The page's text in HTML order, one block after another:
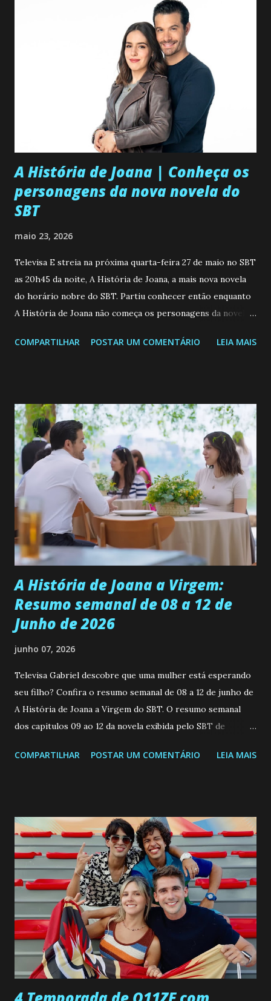
A História de Joana | Conheça os
personagens da nova novela do
SBT
maio 23, 2026
Televisa E streia na próxima quarta-feira 27 de maio no SBT
as 20h45 da noite, A História de Joana, a mais nova novela
do horário nobre do SBT. Partiu conhecer então enquanto
A História de Joana não começa os personagens da novela?
de 25/05/26 a 31/05/26 JOANA GUADALUPE (Camila
permanecer virgem até encontrar o homem que realmente
ama, o que não é fácil, já que dedica todas as suas energias a
se aprimorar, trabalhando, estudando e se orgulhando de
ser a primeira mulher da família a ingressar na
universidade. Ela tem uma personalidade muito alegre, é
muito madura para a idade, determinada, criativa e
empática. Detesta injustiças e é uma ótima amiga. Pode ser
teimosa e muito persistente quando decide fazer algo.
Durante um exame ginecológico, ela é inseminada por eng...
COMPARTILHAR POSTAR UM COMENTÁRIO LEIA MAIS
A História de Joana a Virgem:
Resumo semanal de 08 a 12 de
Junho de 2026
junho 07, 2026
Televisa Gabriel descobre que uma mulher está esperando
seu filho? Confira o resumo semanal de 08 a 12 de junho de
A História de Joana a Virgem do SBT. O resumo semanal
dos capitulos 09 ao 12 da novela exibida pelo SBT de
a Programação Semanal do SBT de 08/06/26 a 14/06/26
confessa a Gabriel que ele demonstrou ser o tipo de
pessoa que ela tanto desejou durante toda a vida. Camila
entra no quarto de Gabriel e imagina como seria o
encontro deles, quando conseguir seduzi-lo. Manuel avisa a
Paula sobre a suposta infidelidade de Gabriel com Joana.
Rogerio consegue se livrar de todas as suspeitas pelo
desaparecimento de Francisco, apontando que ele poderia
ter sido vítima da fúria de Gabriel. Artur informa a Gabriel
que a clínica inseminou por engano outra paciente, que está
...
COMPARTILHAR POSTAR UM COMENTÁRIO LEIA MAIS